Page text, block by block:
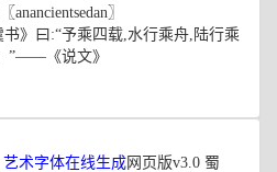
〗
》曰:“予乘四载,水行乘舟,陆行乘
”——《说文》
艺术字体在线生成网页版v3.0 蜀